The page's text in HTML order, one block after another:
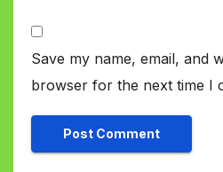
Save my name, email, and
browser for the next time I